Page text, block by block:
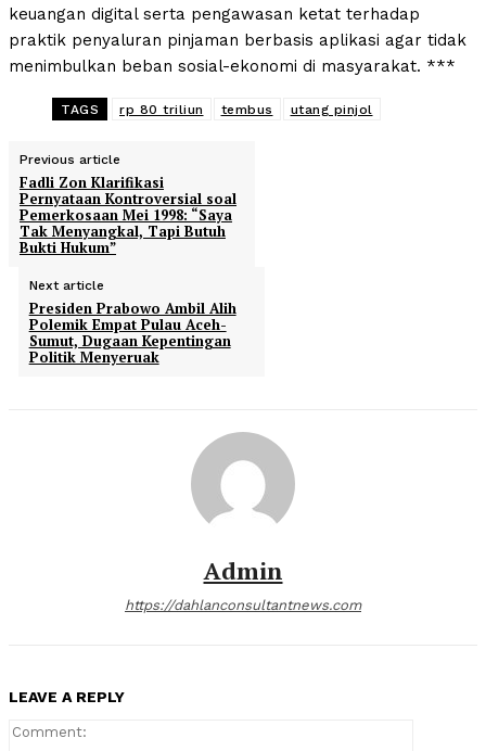
keuangan digital serta pengawasan ketat terhadap
praktik penyaluran pinjaman berbasis aplikasi agar tidak
menimbulkan beban sosial-ekonomi di masyarakat. ***
TAGS rp 80 triliun tembus utang pinjol
Previous article
Fadli Zon Klarifikasi
Pernyataan Kontroversial soal
Pemerkosaan Mei 1998: “Saya
Tak Menyangkal, Tapi Butuh
Bukti Hukum”
Next article
Presiden Prabowo Ambil Alih
Polemik Empat Pulau Aceh-
Sumut, Dugaan Kepentingan
Politik Menyeruak
Admin
https://dahlanconsultantnews.com
LEAVE A REPLY